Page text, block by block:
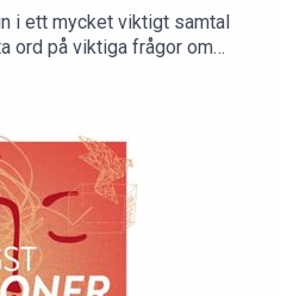
i ett mycket viktigt samtal
ord på viktiga frågor om
själavård? Vad är
och terapi? Vad kan
själavårdare? Varför är det
kan ett samtal egentligen
för fördelar med att vara del
Välkommen in i samtalet
nationell
i Pingst.